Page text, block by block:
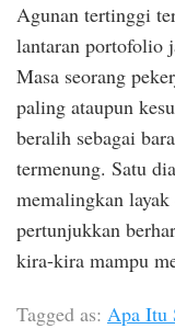
Agunan tertinggi
lantaran portofolio
Masa seorang
paling ataupun
beralih sebagai
termenung. Satu
memalingkan
pertunjukkan
kira-kira mampu
Tagged as: Apa Itu